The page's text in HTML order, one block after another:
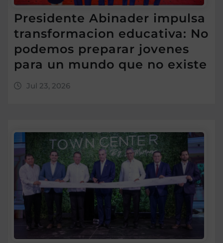
Presidente Abinader impulsa
transformacion educativa: No
podemos preparar jovenes
para un mundo que no existe
Jul 23, 2026